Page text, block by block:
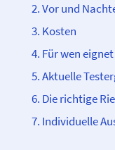
Vor und
Kosten
Für wen
Aktuelle
Die richtige
Individuelle